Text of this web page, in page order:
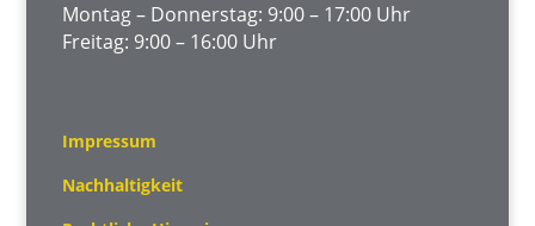
Montag – Donnerstag: 9:00 – 17:00 Uhr
Freitag: 9:00 – 16:00 Uhr
Impressum
Nachhaltigkeit